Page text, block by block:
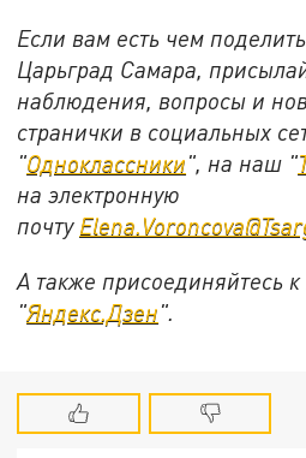
Если вам есть чем
Царьград Самара,
наблюдения, вопросы и
странички в социальных
"Одноклассники", на наш "
на электронную
почту
А также присоединяйтесь
"Яндекс.Дзен".